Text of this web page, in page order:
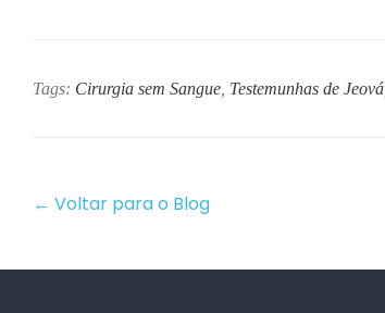
Tags: Cirurgia sem Sangue Testemunhas de Jeová
← Voltar para o Blog